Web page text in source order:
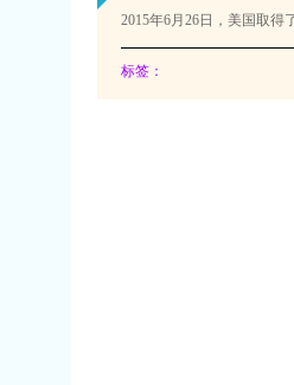
2015年6月26日，美国取
标签：